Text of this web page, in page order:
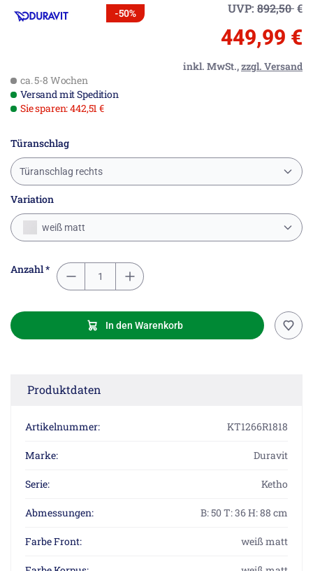
-50% UVP: 892,50€
449,99 €
inkl. MwSt.,zzgl. Versand
ca. 5-8 Wochen
Versand mit Spedition
Sie sparen: 442,51 €
Türanschlag
Türanschlag rechts
Variation
weiß matt
Anzahl *
In den Warenkorb
Produktdaten
Artikelnummer: KT1266R1818
Marke: Duravit
Serie: Ketho
Abmessungen: B: 50 T: 36 H: 88 cm
Farbe Front: weiß matt